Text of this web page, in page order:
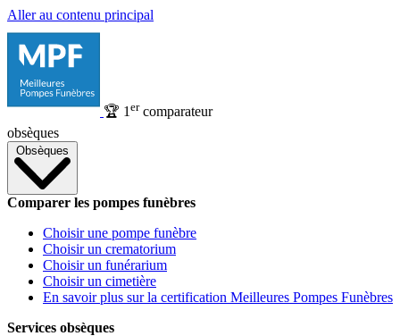
Aller au contenu principal
🏆 1 ercomparateur
obsèques
Obsèques
Comparer les pompes funèbres
Choisir une pompe funèbre
Choisir un crematorium
Choisir un funérarium
Choisir un cimetière
En savoir plus sur la certification Meilleures Pompes Funèbres
Services obsèques